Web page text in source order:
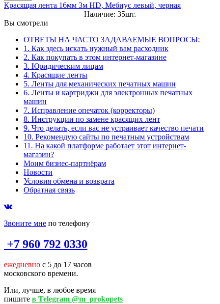
Красящая лента 16мм 3м HD, Мебиус левый, черная
Наличие: 35шт.
Вы смотрели
ОТВЕТЫ НА ЧАСТО ЗАДАВАЕМЫЕ ВОПРОСЫ:
1. Как здесь искать нужный вам расходник
2. Как покупать в этом интернет-магазине
3. Юридическим лицам
4. Красящие ленты
5. Ленты для механических печатных машин
6. Ленты и картриджи для электронных печатных
машин
7. Исправление опечаток (корректоры)
8. Инструкции по замене красящих лент
9. Что делать, если вас не устраивает качество печати
10. Рекомендую сайты по печатным устройствам
11. На какой платформе работает этот интернет-
магазин?
Моим бизнес-партнёрам
Новости
Условия обмена и возврата
Обратная связь
Звоните мне по телефону
+7 960 792 0330
ежедневно с 5 до 17 часов
московского времени.
Или, лучше, в любое время
пишите в Telegram @m_prokopets